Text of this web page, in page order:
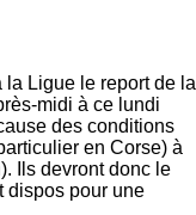
Ligue le report de la
midi à ce lundi
des conditions
en Corse) à
Ils devront donc le
dispos pour une